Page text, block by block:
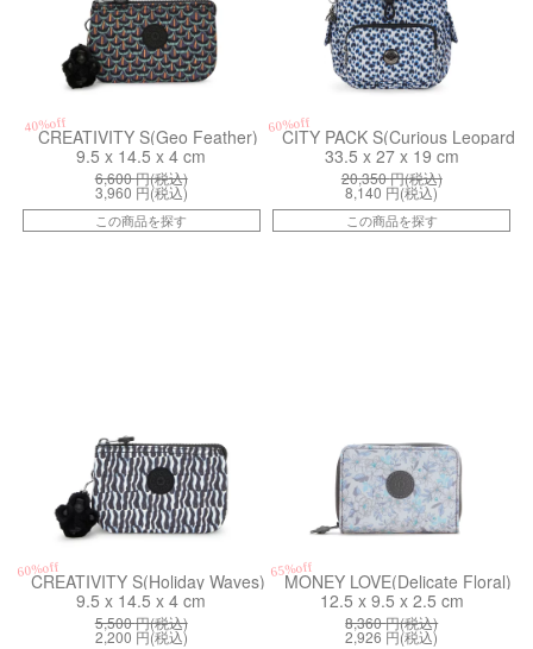
40%off
CREATIVITY S(Geo Feather)
9.5 x 14.5 x 4 cm
6,600円(税込)
3,960 円(税込)
この商品を探す
60%off
CITY PACK S(Curious Leopard)
33.5 x 27 x 19 cm
20,350円(税込)
8,140 円(税込)
この商品を探す
60%off
CREATIVITY S(Holiday Waves)
9.5 x 14.5 x 4 cm
5,500円(税込)
2,200 円(税込)
65%off
MONEY LOVE(Delicate Floral)
12.5 x 9.5 x 2.5 cm
8,360円(税込)
2,926 円(税込)